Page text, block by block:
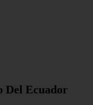
Ecuador